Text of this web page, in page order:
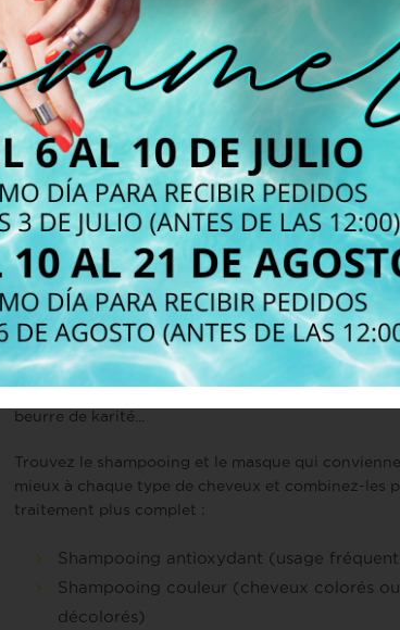
l'huile de Tamanú, ils allongeront la durée de la
tout en protégeant les cheveux du soleil, grâce à
filtres solaires UV.
Masques hydratants
etrégénérant
Les masques sont les grands alliés des cheveux en
peuvent être appliqués sur cheveux humides et
rassemblés en un chignon pour que ses
agissent plus profondément sous la chaleur du
Les masques True Nature n'ont pas de silicones, de
parfums ou de couleurs artificielles. Ils sont
élaborés avec des phyto-extraits végétaux
tels que le jus de tomate, l'échinacée, l'huile
beurre de karité...
Trouvez le shampooing et le masque qui
mieux à chaque type de cheveux et combinez-les
traitement plus complet :
Shampooing antioxydant (usage
Shampooing couleur (cheveux colorés ou
décolorés)